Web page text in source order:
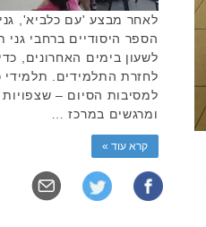
לאחר מבצע 'עם כלביא',
הספר היסודיים ברחבי גני
לשעון בימים האחרונים,
לחזרת התלמידים. תלמידי
למסיבות הסיום –
ומרגשים במרכז …
קרא עוד »